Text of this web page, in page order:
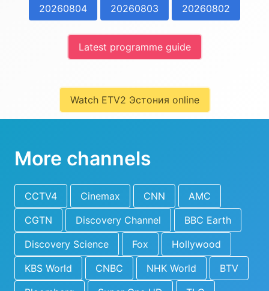
20260804
20260803 20260802
Latest programme guide
Watch ETV2 Эстония online
More channels
CCTV4 Cinemax CNN
AMC
CGTN
Discovery Channel
BBC Earth
Discovery Science
Fox
Hollywood
KBS World
CNBC NHK World
BTV